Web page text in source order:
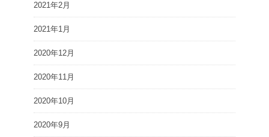
2021年2月
2021年1月
2020年12月
2020年11月
2020年10月
2020年9月